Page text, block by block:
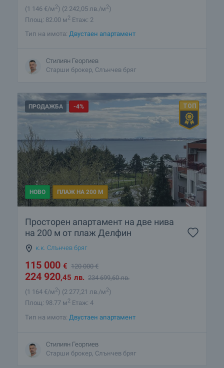
(1 146 €/м2) (2 242 ,05 лв./м2)
Площ: 82.00 м2 Етаж: 2
Тип на имота: Двустаен апартамент
Стилиян Георгиев
Старши брокер, Слънчев бряг
ПРОДАЖБА -4%
НОВО ПЛАЖ НА 200 М
Просторен апартамент на две нива
на 200 м от плаж Делфин
к.к. Слънчев бряг
115 000 € 120 000€
224 920,45 лв. 234 699,60 лв.
(1 164 €/м2) (2 277,21 лв./м2)
Площ: 98.77 м2 Етаж: 4
Тип на имота: Двустаен апартамент
Стилиян Георгиев
Старши брокер, Слънчев бряг